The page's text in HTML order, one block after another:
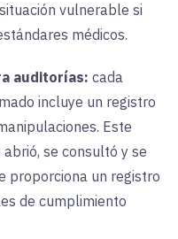
vulnerable si
médicos.
auditorías: cada
incluye un registro
Este
se consultó y se
proporciona un registro
de cumplimiento